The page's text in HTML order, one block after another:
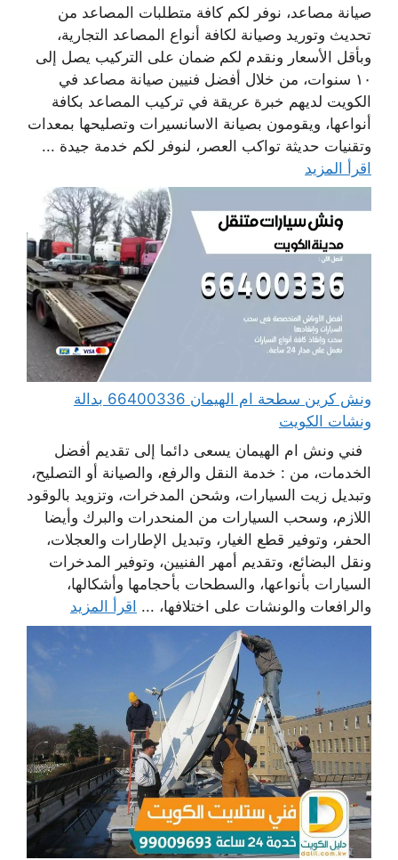
صيانة مصاعد، نوفر لكم كافة متطلبات المصاعد من
تحديث وتوريد وصيانة لكافة أنواع المصاعد التجارية،
وبأقل الأسعار ونقدم لكم ضمان على التركيب يصل إلى
١٠ سنوات، من خلال أفضل فنيين صيانة مصاعد في
الكويت لديهم خبرة عريقة في تركيب المصاعد بكافة
أنواعها، ويقومون بصيانة الاسانسيرات وتصليحها بمعدات
وتقنيات حديثة تواكب العصر، لنوفر لكم خدمة جيدة ...
اقرأ المزيد
ونش كرين سطحة ام الهيمان 66400336 بدالة
ونشات الكويت
فني ونش ام الهيمان يسعى دائما إلى تقديم أفضل
الخدمات، من : خدمة النقل والرفع، والصيانة أو التصليح،
وتبديل زيت السيارات، وشحن المدخرات، وتزويد بالوقود
اللازم، وسحب السيارات من المنحدرات والبرك وأيضا
الحفر، وتوفير قطع الغيار، وتبديل الإطارات والعجلات،
ونقل البضائع، وتقديم أمهر الفنيين، وتوفير المدخرات
السيارات بأنواعها، والسطحات بأحجامها وأشكالها،
والرافعات والونشات على اختلافها، ... اقرأ المزيد